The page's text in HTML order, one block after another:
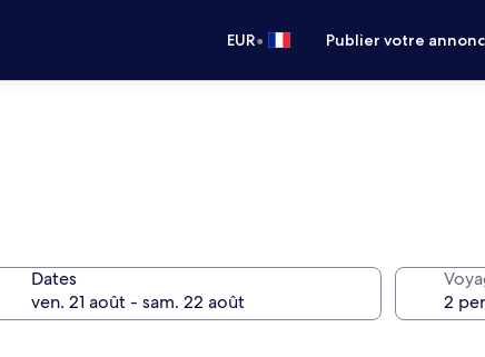
EUR• Publier votre
Dates